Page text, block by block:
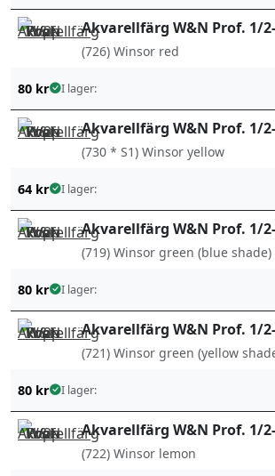
Akvarellfärg W&N Prof. 1/
(726) Winsor red
80 kr I lager:
Akvarellfärg W&N Prof. 1/
(730 * S1) Winsor yellow
64 kr I lager:
Akvarellfärg W&N Prof. 1/
(719) Winsor green (blue shade)
80 kr I lager:
Akvarellfärg W&N Prof. 1/
(721) Winsor green (yellow
80 kr I lager:
Akvarellfärg W&N Prof. 1/
(722) Winsor lemon